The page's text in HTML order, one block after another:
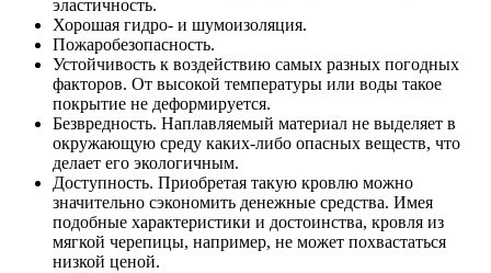
эластичность.
Хорошая гидро- и шумоизоляция.
Пожаробезопасность.
Устойчивость к воздействию самых разных погодных
факторов. От высокой температуры или воды такое
покрытие не деформируется.
Безвредность. Наплавляемый материал не выделяет в
окружающую среду каких-либо опасных веществ, что
делает его экологичным.
Доступность. Приобретая такую кровлю можно
значительно сэкономить денежные средства. Имея
подобные характеристики и достоинства, кровля из
мягкой черепицы, например, не может похвастаться
низкой ценой.